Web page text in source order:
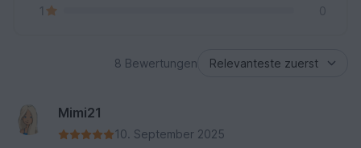
1
0
8 Bewertungen
Mimi21
10. September 2025